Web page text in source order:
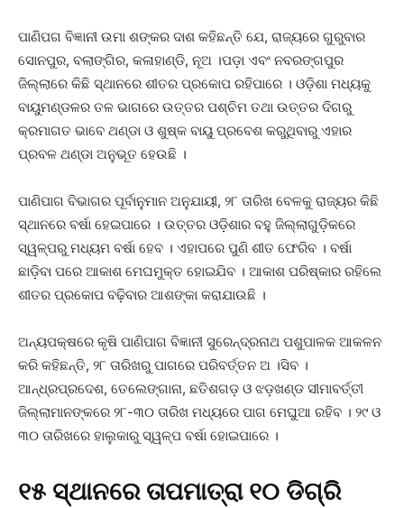
ପାଣିପଗ ବିଜ୍ଞାନୀ ଉମା ଶଙ୍କର ଦାଶ କହିଛନ୍ତି ଯେ, ରାଜ୍ୟରେ ଗୁରୁବାର
ସୋନପୁର, ବଲାଙ୍ଗିର, କଳାହାଣ୍ଡି, ନୂଅ ।ପଡ଼ା ଏବଂ ନବରଙ୍ଗପୁର
ଜିଲ୍ଲାରେ କିଛି ସ୍ଥାନରେ ଶୀତର ପ୍ରକୋପ ରହିପାରେ । ଓଡ଼ିଶା ମଧ୍ୟକୁ
ବାୟୁମଣ୍ଡଳର ତଳ ଭାଗରେ ଉତ୍ତର ପଶ୍ଚିମ ତଥା ଉତ୍ତର ଦିଗରୁ
କ୍ରମାଗତ ଭାବେ ଥଣ୍ଡା ଓ ଶୁଷ୍କ ବାୟୁ ପ୍ରବେଶ କରୁଥିବାରୁ ଏହାର
ପ୍ରବଳ ଥଣ୍ଡା ଅନୁଭୂତ ହେଉଛି ।
ପାଣିପାଗ ବିଭାଗର ପୂର୍ବାନୁମାନ ଅନୁଯାୟୀ, ୨୮ ତାରିଖ ବେଳକୁ ରାଜ୍ୟର କିଛି
ସ୍ଥାନରେ ବର୍ଷା ହେଇପାରେ । ଉତ୍ତର ଓଡ଼ିଶାର ବହୁ ଜିଲ୍ଲାଗୁଡ଼ିକରେ
ସ୍ୱଳ୍ପରୁ ମଧ୍ୟମ ବର୍ଷା ହେବ । ଏହାପରେ ପୁଣି ଶୀତ ଫେରିବ । ବର୍ଷା
ଛାଡ଼ିବା ପରେ ଆକାଶ ମେଘମୁକ୍ତ ହୋଇଯିବ । ଆକାଶ ପରିଷ୍କାର ରହିଲେ
ଶୀତର ପ୍ରକୋପ ବଢ଼ିବାର ଆଶଙ୍କା କରାଯାଉଛି ।
ଅନ୍ୟପକ୍ଷରେ କୃଷି ପାଣିପାଗ ବିଜ୍ଞାନୀ ସୁରେନ୍ଦ୍ରନାଥ ପଶୁପାଳକ ଆକଳନ
କରି କହିଛନ୍ତି, ୨୮ ତାରିଖରୁ ପାଗରେ ପରିବର୍ତ୍ତନ ଅ ।ସିବ ।
ଆନ୍ଧ୍ରପ୍ରଦେଶ, ତେଲେଙ୍ଗାନା, ଛତିଶଗଡ଼ ଓ ଝଡ଼ଖଣ୍ଡ ସୀମାବର୍ତ୍ତୀ
ଜିଲ୍ଲାମାନଙ୍କରେ ୨୮-୩୦ ତାରିଖ ମଧ୍ୟରେ ପାଗ ମେଘୁଆ ରହିବ । ୨୯ ଓ
୩୦ ତାରିଖରେ ହାଲୁକାରୁ ସ୍ୱଳ୍ପ ବର୍ଷା ହୋଇପାରେ ।
୧୫ ସ୍ଥାନରେ ତାପମାତ୍ରା ୧୦ ଡିଗ୍ରି